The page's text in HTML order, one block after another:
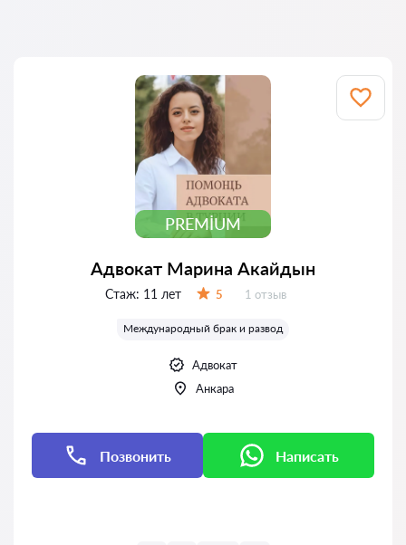
PREMIUM
Адвокат Марина Акайдын
Стаж: 11 лет 5 Отзывов:
1 отзыв
Международный брак и развод
Адвокат
Анкара
Позвонить Написать